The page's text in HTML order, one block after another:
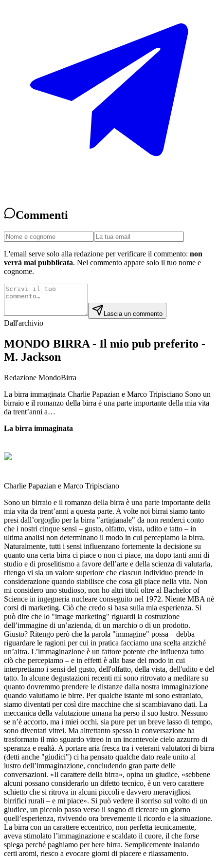
Commenti
L'email serve solo alla redazione per verificare il commento: non
verrà mai pubblicata. Nel commento appare solo il tuo nome e
cognome.
Lascia un commento
Dall'archivio
MONDO BIRRA - Il mio pub preferito -
M. Jackson
Redazione MondoBirra
La birra immaginata Charlie Papazian e Marco Tripisciano Sono un
birraio e il romanzo della birra è una parte importante della mia vita
da trent’anni a…
La birra immaginata
Charlie Papazian e Marco Tripisciano
Sono un birraio e il romanzo della birra è una parte importante della
mia vita da trent’anni a questa parte. A volte noi birrai siamo tanto
presi dall’orgoglio per la birra "artigianale" da non renderci conto
che i nostri cinque sensi – gusto, olfatto, vista, udito e tatto – in
ultima analisi non determinano il modo in cui percepiamo la birra.
Naturalmente, tutti i sensi influenzano fortemente la decisione su
quanto una certa birra ci piace o non ci piace, ma dopo tanti anni di
studio e di proselitismo a favore dell’arte e della scienza di valutarla,
ritengo vi sia un valore superiore che ciascun individuo prende in
considerazione quando stabilisce che cosa gli piace nella vita. Non
mi considero uno studioso, non ho altri titoli oltre al Bachelor of
Science in ingegneria nucleare conseguito nel 1972. Niente MBA né
corsi di marketing. Ciò che credo si basa sulla mia esperienza. Si
può dire che lo "image marketing" riguardi la costruzione
dell’immagine di un’azienda, di un marchio o di un prodotto.
Giusto? Ritengo però che la parola "immagine" possa – debba –
riguardare le ragioni per cui in pratica facciamo una scelta anziché
un’altra. L’immaginazione è un fattore potente che influenza tutto
ciò che percepiamo – e in effetti è alla base del modo in cui
interpretiamo i sensi del gusto, dell'olfatto, della vista, dell'udito e del
tatto. In alcune degustazioni recenti mi sono ritrovato a meditare su
quanto dovremmo prendere le distanze dalla nostra immaginazione
quando valutiamo le birre. Per qualche istante mi sono estraniato,
siamo diventati per così dire macchine che si scambiavano dati. La
meccanica della valutazione umana ha perso il suo lustro. Nessuno
se n’è accorto, ma i miei occhi, sia pure per un breve lasso di tempo,
sono diventati vitrei. Ma altrettanto spesso la conversazione ha
trasformato il mio sguardo vitreo in un incantevole cielo azzurro di
speranza e realtà. A portare aria fresca tra i veterani valutatori di birra
(detti anche "giudici") ci ha pensato qualche dato reale unito al
lustro dell’immaginazione, concludendo gran parte delle
conversazioni. «Il carattere della birra», opina un giudice, «sebbene
alcuni possano considerarlo un difetto tecnico, è un vero carattere
schietto che si ritrova in alcuni piccoli e davvero meravigliosi
birrifici rurali – e mi piace». Si può vedere il sorriso sul volto di un
giudice, un piccolo passo verso il sogno di ricreare un giorno
quell’esperienza, rivivendo ora brevemente il ricordo e la situazione.
La birra con un carattere eccentrico, non perfetta tecnicamente,
aveva stimolato l’immaginazione e scaldato il cuore, il che forse
spiega perché paghiamo per bere birra. Semplicemente inalando
certi aromi, riesco a evocare giorni di piacere e rilassamento.